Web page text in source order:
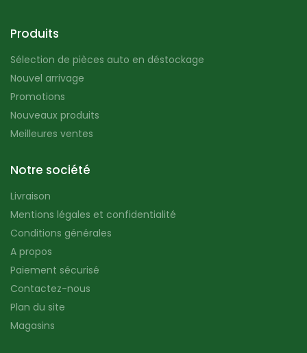
Produits
Sélection de pièces auto en déstockage
Nouvel arrivage
Promotions
Nouveaux produits
Meilleures ventes
Notre société
Livraison
Mentions légales et confidentialité
Conditions générales
A propos
Paiement sécurisé
Contactez-nous
Plan du site
Magasins